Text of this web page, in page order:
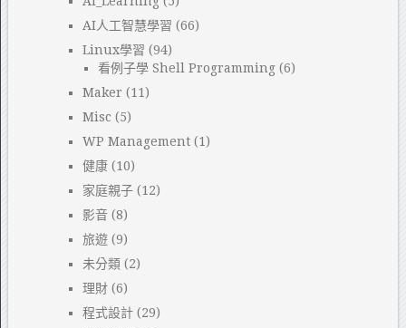
AI人工智慧學習 (66)
Linux學習 (94)
看例子學 Shell Programming(6)
Maker (11)
Misc (5)
WP Management(1)
健康(10)
家庭親子(12)
影音(8)
旅遊(9)
未分類(2)
理財(6)
程式設計(29)